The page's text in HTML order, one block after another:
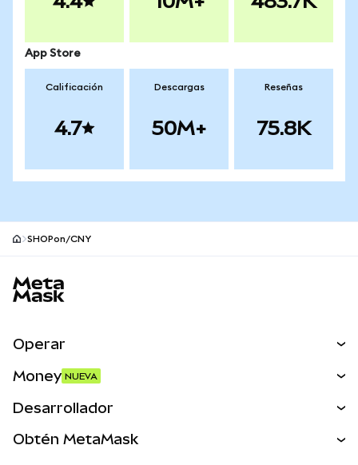
App Store
Calificación
4.7
Descargas
50M+
Reseñas
75.8K
SHOPon/CNY
Operar
Activos del mundo real
Money NUEVA
Desarrollador
Obtén MetaMask